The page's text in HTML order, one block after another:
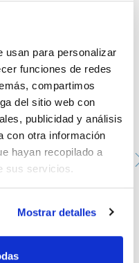
usan para personalizar
funciones de redes
compartimos
del sitio web con
publicidad y análisis
con otra información
hayan recopilado a
sus servicios.
Mostrar detalles